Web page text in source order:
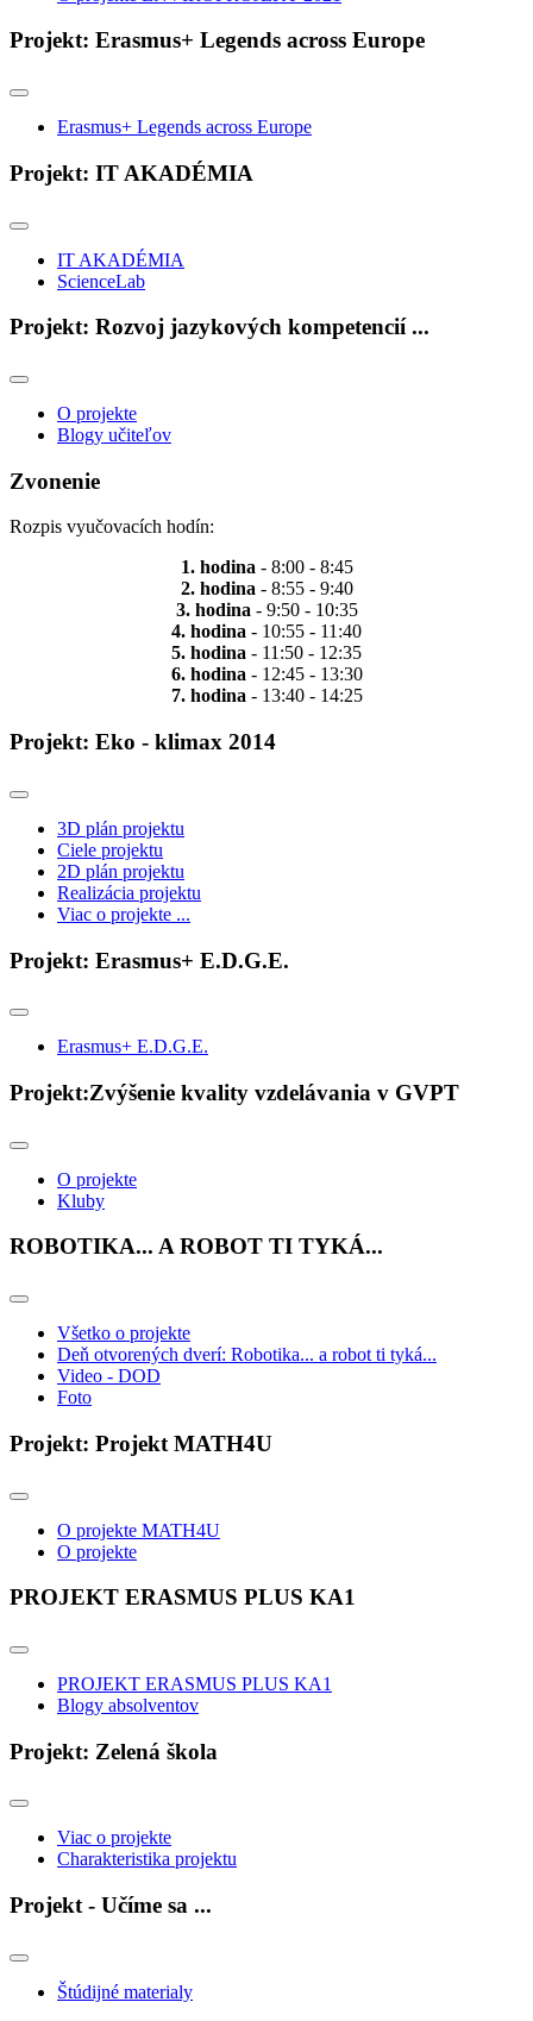
Projekt: Erasmus+ Legends across Europe
Erasmus+ Legends across Europe
Projekt: IT AKADÉMIA
IT AKADÉMIA
ScienceLab
Projekt: Rozvoj jazykových kompetencií ...
O projekte
Blogy učiteľov
Zvonenie
Rozpis vyučovacích hodín:
1. hodina- 8:00 - 8:45
2. hodina- 8:55 - 9:40
3. hodina- 9:50 - 10:35
4. hodina - 10:55 - 11:40
5. hodina - 11:50 - 12:35
6. hodina- 12:45 - 13:30
7. hodina- 13:40 - 14:25
Projekt: Eko - klimax 2014
3D plán projektu
Ciele projektu
2D plán projektu
Realizácia projektu
Viac o projekte ...
Projekt: Erasmus+ E.D.G.E.
Erasmus+ E.D.G.E.
Projekt:Zvýšenie kvality vzdelávania v GVPT
O projekte
Kluby
ROBOTIKA... A ROBOT TI TYKÁ...
Všetko o projekte
Deň otvorených dverí: Robotika... a robot ti tyká...
Video - DOD
Foto
Projekt: Projekt MATH4U
O projekte MATH4U
O projekte
PROJEKT ERASMUS PLUS KA1
PROJEKT ERASMUS PLUS KA1
Blogy absolventov
Projekt: Zelená škola
Viac o projekte
Charakteristika projektu
Projekt - Učíme sa ...
Štúdijné materialy